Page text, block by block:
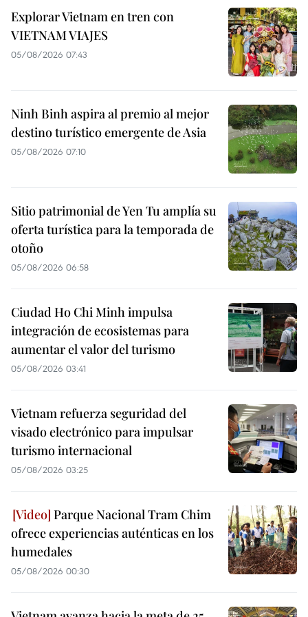
Explorar Vietnam en tren con
VIETNAM VIAJES
05/08/2026 07:43
Ninh Binh aspira al premio al mejor
destino turístico emergente de Asia
05/08/2026 07:10
Sitio patrimonial de Yen Tu amplía su
oferta turística para la temporada de
otoño
05/08/2026 06:58
Ciudad Ho Chi Minh impulsa
integración de ecosistemas para
aumentar el valor del turismo
05/08/2026 03:41
Vietnam refuerza seguridad del
visado electrónico para impulsar
turismo internacional
05/08/2026 03:25
Parque Nacional Tram Chim
ofrece experiencias auténticas en los
humedales
05/08/2026 00:30